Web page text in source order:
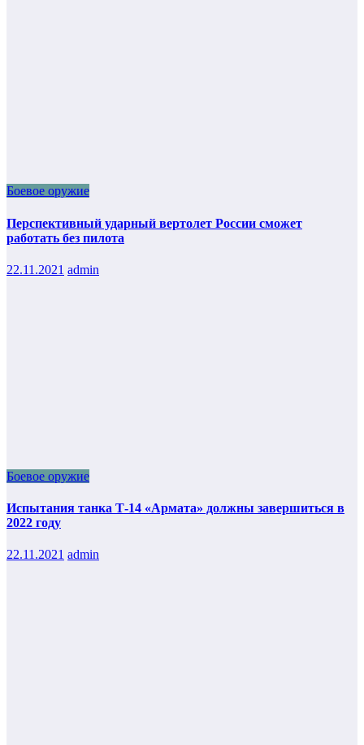
Боевое оружие
Перспективный ударный вертолет России сможет
работать без пилота
22.11.2021 admin
Боевое оружие
Испытания танка Т-14 «Армата» должны завершиться в
2022 году
22.11.2021 admin